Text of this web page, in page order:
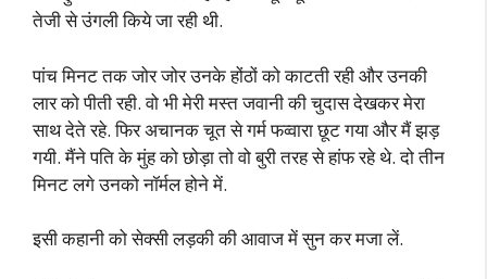
तेजी से उंगली किये जा रही थी.
पांच मिनट तक जोर जोर उनके होंठों को काटती रही और उनकी
लार को पीती रही. वो भी मेरी मस्त जवानी की चुदास देखकर मेरा
साथ देते रहे. फिर अचानक चूत से गर्म फव्वारा छूट गया और मैं झड़
गयी. मैंने पति के मुंह को छोड़ा तो वो बुरी तरह से हांफ रहे थे. दो तीन
मिनट लगे उनको नॉर्मल होने में.
इसी कहानी को सेक्सी लड़की की आवाज में सुन कर मजा लें.